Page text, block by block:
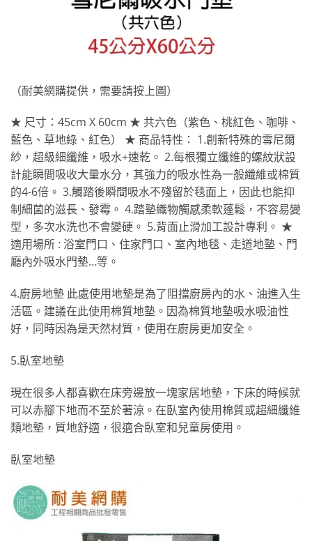
（耐美網購提供，需要請按上圖）
★ 尺寸：45cm X 60cm ★ 共六色（紫色、桃紅色、咖啡、
藍色、草地綠、紅色） ★ 商品特性： 1.創新特殊的雪尼爾
紗，超級細纖維，吸水+速乾。 2.每根獨立纖維的螺紋狀設
計能瞬間吸收大量水分，其強力的吸水性為一般纖維或棉質
的4-6倍。 3.觸踏後瞬間吸水不殘留於毯面上，因此也能抑
制細菌的滋長、發霉。 4.踏墊織物觸感柔軟蓬鬆，不容易變
型，多次水洗也不會變硬。 5.背面止滑加工設計專利。 ★
適用場所 : 浴室門口、住家門口、室內地毯、走道地墊、門
廳內外吸水門墊…等。
4.廚房地墊 此處使用地墊是為了阻擋廚房內的水、油進入生
活區。建議在此使用棉質地墊。因為棉質地墊吸水吸油性
好，同時因為是天然材質，使用在廚房更加安全。
5.臥室地墊
現在很多人都喜歡在床旁邊放一塊家居地墊，下床的時候就
可以赤腳下地而不至於著涼。在臥室內使用棉質或超細纖維
類地墊，質地舒適，很適合臥室和兒童房使用。
臥室地墊